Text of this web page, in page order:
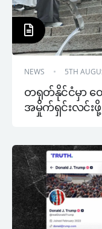
NEWS 5TH
တရုတ်နိုင်ငံမှာ တ
အမှိုက်ရှင်းလင်း